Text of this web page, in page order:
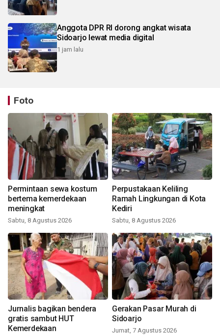
Anggota DPR RI dorong angkat wisata
Sidoarjo lewat media digital
1 jam lalu
Foto
Permintaan sewa kostum
bertema kemerdekaan
meningkat
Sabtu, 8 Agustus 2026
Perpustakaan Keliling
Ramah Lingkungan di Kota
Kediri
Sabtu, 8 Agustus 2026
Jurnalis bagikan bendera
gratis sambut HUT
Kemerdekaan
Gerakan Pasar Murah di
Sidoarjo
Jumat, 7 Agustus 2026